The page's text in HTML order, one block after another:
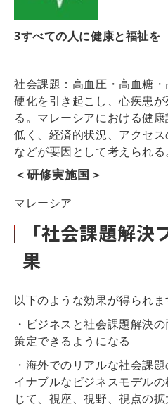
3すべての人に健康と福祉を
社会課題：高血圧・高血糖
硬化を引き起こし、心疾患
る。マレーシアにおける健
低く、経済的状況、アクセ
などが要因として考えられる
＜研修実施国＞
マレーシア
「社会課題解
果
以下のような効果が得られま
・ビジネスと社会課題解決
策定できるようになる
・海外でのリアルな社会課
イナブルなビジネスモデル
じて、視座、視野、視点の